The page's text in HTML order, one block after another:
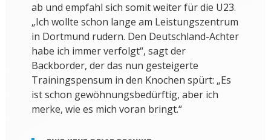
ab und empfahl sich somit weiter für die U23.
„Ich wollte schon lange am Leistungszentrum
in Dortmund rudern. Den Deutschland-Achter
habe ich immer verfolgt“, sagt der
Backborder, der das nun gesteigerte
Trainingspensum in den Knochen spürt: „Es
ist schon gewöhnungsbedürftig, aber ich
merke, wie es mich voran bringt.“